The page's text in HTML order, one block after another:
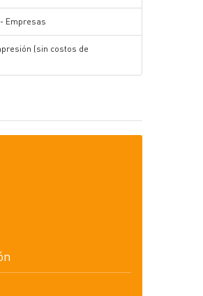
Empresas
(sin costos de